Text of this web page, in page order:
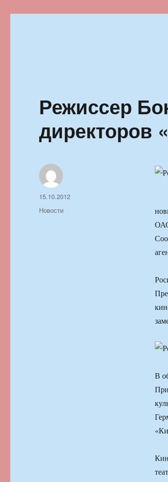
Режиссер
директоров
В
Автор
Опубликовано
15.10.2012
Рубрики
Новости